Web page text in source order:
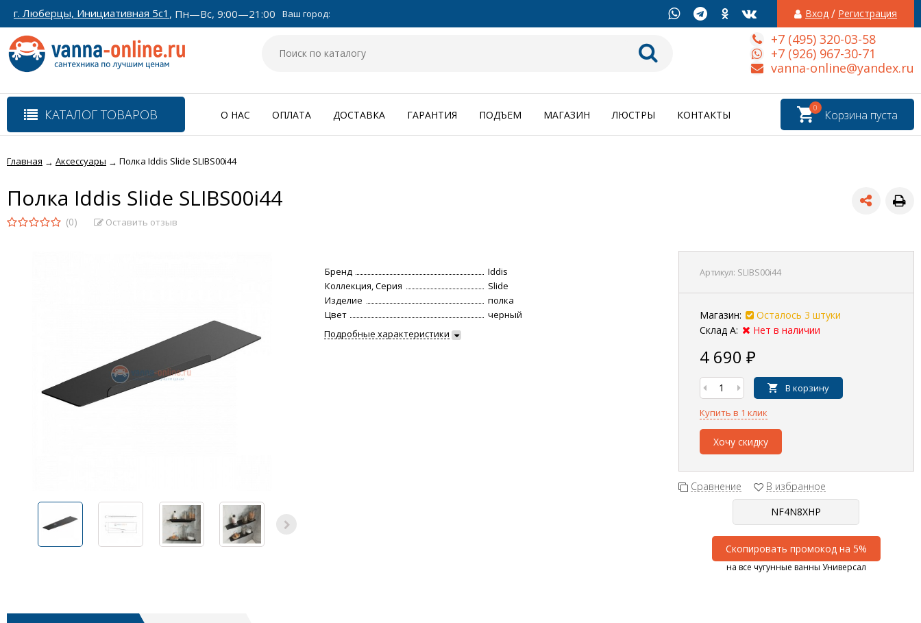
г. Люберцы, Инициативная 5с1 , Пн—Вс, 9:00—21:00 Ваш город: Вход / Регистрация
+7 (495) 320-03-58
+7 (926) 967-30-71
vanna-online@yandex.ru
КАТАЛОГ ТОВАРОВ Корзина пуста
0
О НАС ОПЛАТА ДОСТАВКА ГАРАНТИЯ ПОДЪЕМ МАГАЗИН ЛЮСТРЫ КОНТАКТЫ
Главная → Аксессуары → Полка Iddis Slide SLIBS00i44
Полка Iddis Slide SLIBS00i44
(0) Оставить отзыв
Артикул: SLIBS00i44
Магазин:
Осталось 3 штуки
Склад А:
Нет в наличии
4 690 ₽
В корзину
Купить в 1 клик
Хочу скидку
Сравнение В избранное
Скопировать промокод на 5%
на все чугунные ванны Универсал
Бренд
Iddis
Коллекция, Серия
Slide
Изделие
полка
Цвет
черный
Подробные характеристики